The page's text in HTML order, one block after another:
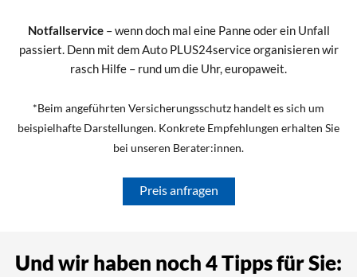
Notfallservice– wenn doch mal eine Panne oder ein Unfall
passiert. Denn mit dem Auto PLUS24service organisieren wir
rasch Hilfe – rund um die Uhr, europaweit.
*Beim angeführten Versicherungsschutz handelt es sich um
beispielhafte Darstellungen. Konkrete Empfehlungen erhalten Sie
bei unseren Berater:innen.
Preis anfragen
Und wir haben noch 4 Tipps für Sie: